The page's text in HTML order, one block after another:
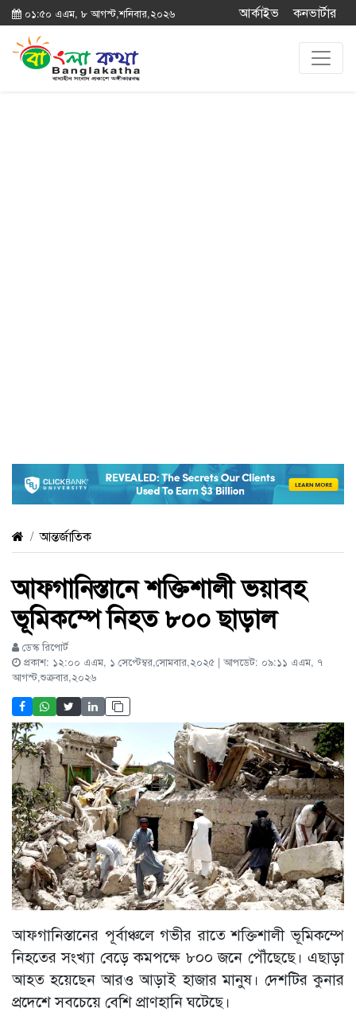
০১:৫০ এএম, ৮ আগস্ট,শনিবার,২০২৬ আর্কাইভ কনভার্টার
আন্তর্জাতিক
আফগানিস্তানে শক্তিশালী ভয়াবহ
ভূমিকম্পে নিহত ৮০০ ছাড়াল
ডেস্ক রিপোর্ট
প্রকাশ: ১২:০০ এএম, ১ সেপ্টেম্বর,সোমবার,২০২৫ | আপডেট: ০৯:১১ এএম, ৭
আগস্ট,শুক্রবার,২০২৬
আফগানিস্তানের পূর্বাঞ্চলে গভীর রাতে শক্তিশালী ভূমিকম্পে
নিহতের সংখ্যা বেড়ে কমপক্ষে ৮০০ জনে পৌঁছেছে। এছাড়া
আহত হয়েছেন আরও আড়াই হাজার মানুষ। দেশটির কুনার
প্রদেশে সবচেয়ে বেশি প্রাণহানি ঘটেছে।